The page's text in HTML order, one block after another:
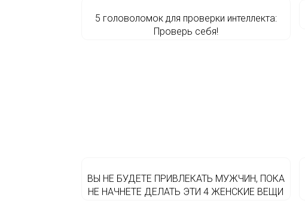
5 головоломок для проверки интеллекта:
Проверь себя!
ВЫ НЕ БУДЕТЕ ПРИВЛЕКАТЬ МУЖЧИН, ПОКА
НЕ НАЧНЕТЕ ДЕЛАТЬ ЭТИ 4 ЖЕНСКИЕ ВЕЩИ